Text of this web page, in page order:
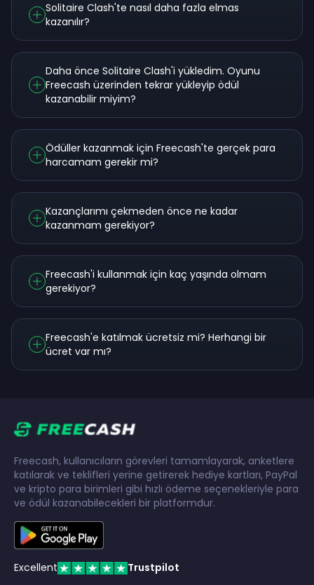
Solitaire Clash'te nasıl daha fazla elmas
kazanılır?
Daha önce Solitaire Clash'i yükledim. Oyunu
Freecash üzerinden tekrar yükleyip ödül
kazanabilir miyim?
Ödüller kazanmak için Freecash'te gerçek para
harcamam gerekir mi?
Kazançlarımı çekmeden önce ne kadar
kazanmam gerekiyor?
Freecash'i kullanmak için kaç yaşında olmam
gerekiyor?
Freecash'e katılmak ücretsiz mi? Herhangi bir
ücret var mı?
Freecash, kullanıcıların görevleri tamamlayarak, anketlere
katılarak ve teklifleri yerine getirerek hediye kartları, PayPal
ve kripto para birimleri gibi hızlı ödeme seçenekleriyle para
ve ödül kazanabilecekleri bir platformdur.
Excellent Trustpilot